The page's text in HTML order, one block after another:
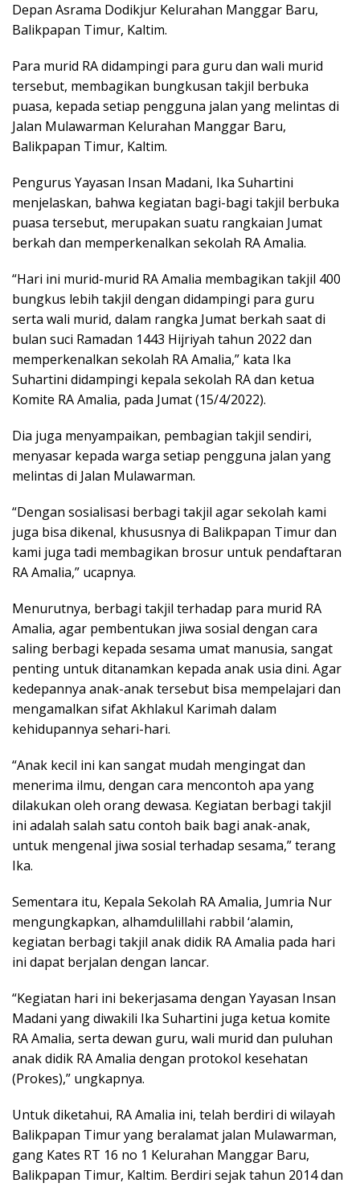
Depan Asrama Dodikjur Kelurahan Manggar Baru,
Balikpapan Timur, Kaltim.
Para murid RA didampingi para guru dan wali murid
tersebut, membagikan bungkusan takjil berbuka
puasa, kepada setiap pengguna jalan yang melintas di
Jalan Mulawarman Kelurahan Manggar Baru,
Balikpapan Timur, Kaltim.
Pengurus Yayasan Insan Madani, Ika Suhartini
menjelaskan, bahwa kegiatan bagi-bagi takjil berbuka
puasa tersebut, merupakan suatu rangkaian Jumat
berkah dan memperkenalkan sekolah RA Amalia.
“Hari ini murid-murid RA Amalia membagikan takjil 400
bungkus lebih takjil dengan didampingi para guru
serta wali murid, dalam rangka Jumat berkah saat di
bulan suci Ramadan 1443 Hijriyah tahun 2022 dan
memperkenalkan sekolah RA Amalia,” kata Ika
Suhartini didampingi kepala sekolah RA dan ketua
Komite RA Amalia, pada Jumat (15/4/2022).
Dia juga menyampaikan, pembagian takjil sendiri,
menyasar kepada warga setiap pengguna jalan yang
melintas di Jalan Mulawarman.
“Dengan sosialisasi berbagi takjil agar sekolah kami
juga bisa dikenal, khususnya di Balikpapan Timur dan
kami juga tadi membagikan brosur untuk pendaftaran
RA Amalia,” ucapnya.
Menurutnya, berbagi takjil terhadap para murid RA
Amalia, agar pembentukan jiwa sosial dengan cara
saling berbagi kepada sesama umat manusia, sangat
penting untuk ditanamkan kepada anak usia dini. Agar
kedepannya anak-anak tersebut bisa mempelajari dan
mengamalkan sifat Akhlakul Karimah dalam
kehidupannya sehari-hari.
“Anak kecil ini kan sangat mudah mengingat dan
menerima ilmu, dengan cara mencontoh apa yang
dilakukan oleh orang dewasa. Kegiatan berbagi takjil
ini adalah salah satu contoh baik bagi anak-anak,
untuk mengenal jiwa sosial terhadap sesama,” terang
Ika.
Sementara itu, Kepala Sekolah RA Amalia, Jumria Nur
mengungkapkan, alhamdulillahi rabbil ‘alamin,
kegiatan berbagi takjil anak didik RA Amalia pada hari
ini dapat berjalan dengan lancar.
“Kegiatan hari ini bekerjasama dengan Yayasan Insan
Madani yang diwakili Ika Suhartini juga ketua komite
RA Amalia, serta dewan guru, wali murid dan puluhan
anak didik RA Amalia dengan protokol kesehatan
(Prokes),” ungkapnya.
Untuk diketahui, RA Amalia ini, telah berdiri di wilayah
Balikpapan Timur yang beralamat jalan Mulawarman,
gang Kates RT 16 no 1 Kelurahan Manggar Baru,
Balikpapan Timur, Kaltim. Berdiri sejak tahun 2014 dan